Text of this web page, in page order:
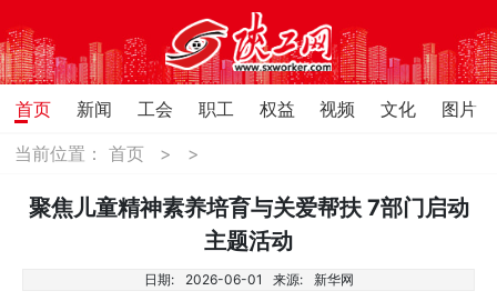
首页 新闻 工会 职工 权益 视频 文化
图片
当前位置：首页 > >
聚焦儿童精神素养培育与关爱帮扶 7部门启动
主题活动
日期: 2026-06-01 来源: 新华网